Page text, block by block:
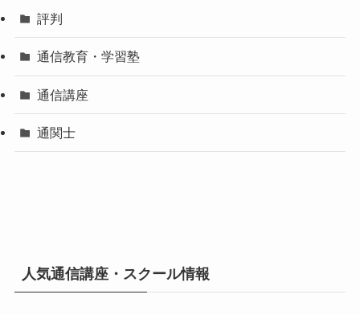
評判
通信教育・学習塾
通信講座
通関士
人気通信講座・スクール情報